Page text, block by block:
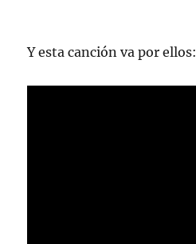
Y esta canción va por ellos: